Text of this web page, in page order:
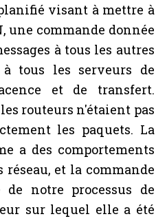
visant à mettre à
une commande donnée
à tous les autres
tous les serveurs de
et de transfert.
routeurs n'étaient pas
les paquets. La
a des comportements
et la commande
notre processus de
sur lequel elle a été